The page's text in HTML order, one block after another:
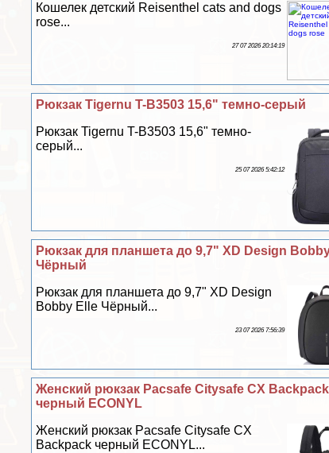
Кошелек детский Reisenthel cats and dogs
rose...
27 07 2026 20:14:19
Рюкзак Tigernu T-B3503 15,6" темно-серый
Рюкзак Tigernu T-B3503 15,6" темно-
серый...
25 07 2026 5:42:12
Рюкзак для планшета до 9,7" XD Design
Чёрный
Рюкзак для планшета до 9,7" XD Design
Bobby Elle Чёрный...
23 07 2026 7:56:39
Женский рюкзак Pacsafe Citysafe CX Backpack
черный ECONYL
Женский рюкзак Pacsafe Citysafe CX
Backpack черный ECONYL...